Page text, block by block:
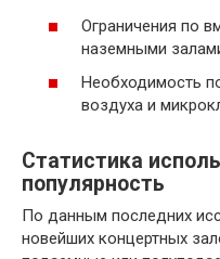
Ограничения по
наземными
Необходимость
воздуха и
Статистика
популярность
По данным последних
новейших концертных